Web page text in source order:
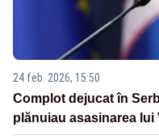
24 feb. 2026, 15:50
Complot dejucat în
plănuiau asasinarea lui